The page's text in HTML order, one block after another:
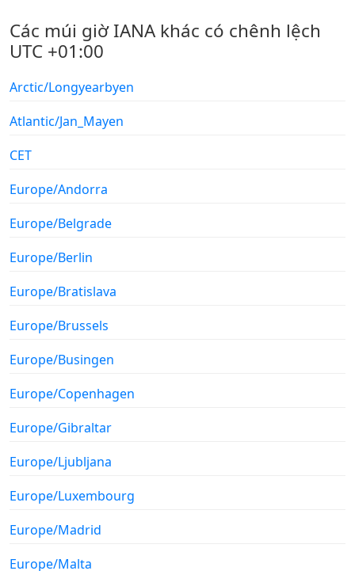
Các múi giờ IANA khác có chênh lệch
UTC +01:00
Arctic/Longyearbyen
Atlantic/Jan_Mayen
CET
Europe/Andorra
Europe/Belgrade
Europe/Berlin
Europe/Bratislava
Europe/Brussels
Europe/Busingen
Europe/Copenhagen
Europe/Gibraltar
Europe/Ljubljana
Europe/Luxembourg
Europe/Madrid
Europe/Malta